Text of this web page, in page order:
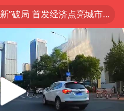
以“新”破局 首发经济点亮城市消费活力
国足三战全胜
男子结婚8年发现3个女儿均非亲生
OpenAI为免费用户升级GPT-5.6 Luna
编制完成新版全月地质图